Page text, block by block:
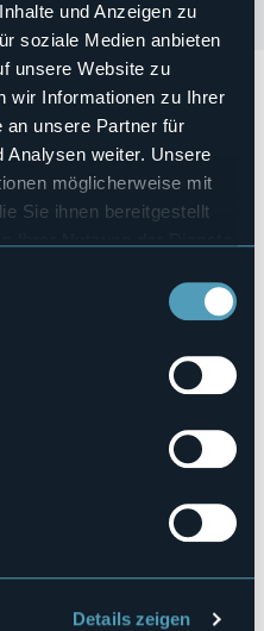
und Anzeigen zu
soziale Medien anbieten
unsere Website zu
wir Informationen zu Ihrer
an unsere Partner für
Analysen weiter. Unsere
möglicherweise mit
Sie ihnen bereitgestellt
Details zeigen
si terrà il 1° raduno
con tappa a Monte